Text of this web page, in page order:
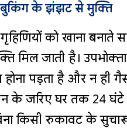
बुकिंग के झंझट से मुक्ति
को खाना
मिल जाती है।
पड़ता है और न ही गैस
के जरिए घर तक 24
किसी रुकावट के